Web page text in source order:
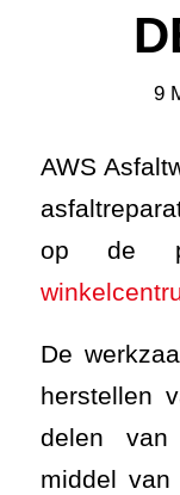
9
AWS
op de
De
herstellen
delen van
middel